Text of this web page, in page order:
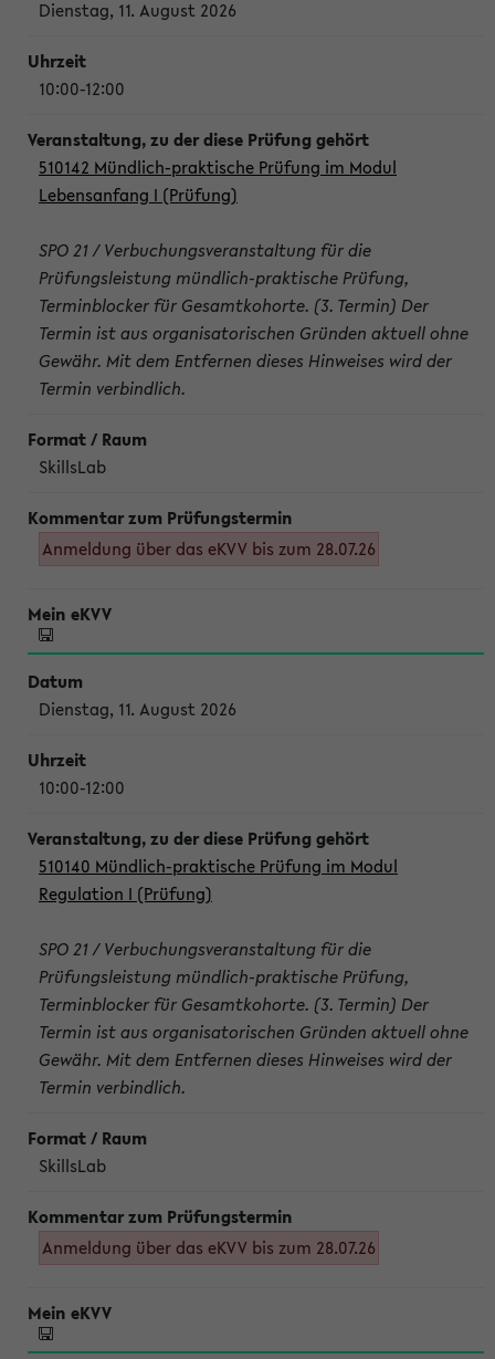
Dienstag, 11. August 2026
10:00-12:00
510142 Mündlich-praktische Prüfung im Modul
Lebensanfang I (Prüfung)
SPO 21 / Verbuchungsveranstaltung für die
Prüfungsleistung mündlich-praktische Prüfung,
Terminblocker für Gesamtkohorte. (3. Termin) Der
Termin ist aus organisatorischen Gründen aktuell ohne
Gewähr. Mit dem Entfernen dieses Hinweises wird der
Termin verbindlich.
SkillsLab
Anmeldung über das eKVV bis zum 28.07.26
Dienstag, 11. August 2026
10:00-12:00
510140 Mündlich-praktische Prüfung im Modul
Regulation I (Prüfung)
SPO 21 / Verbuchungsveranstaltung für die
Prüfungsleistung mündlich-praktische Prüfung,
Terminblocker für Gesamtkohorte. (3. Termin) Der
Termin ist aus organisatorischen Gründen aktuell ohne
Gewähr. Mit dem Entfernen dieses Hinweises wird der
Termin verbindlich.
SkillsLab
Anmeldung über das eKVV bis zum 28.07.26